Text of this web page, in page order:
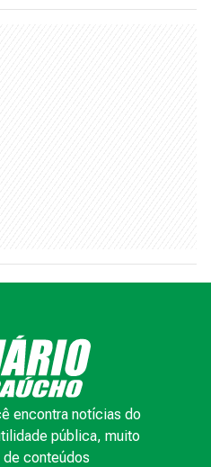
encontra notícias do
pública, muito
conteúdos